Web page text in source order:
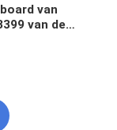
van
van de